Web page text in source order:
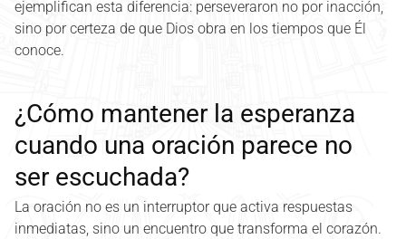
ejemplifican esta diferencia: perseveraron no por inacción,
sino por certeza de que Dios obra en los tiempos que Él
conoce.
¿Cómo mantener la esperanza
cuando una oración parece no
ser escuchada?
La oración no es un interruptor que activa respuestas
inmediatas, sino un encuentro que transforma el corazón.